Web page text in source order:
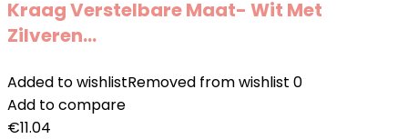
Kraag Verstelbare Maat- Wit Met
Zilveren…
Added to wishlistRemoved from wishlist 0
Add to compare
€11.04